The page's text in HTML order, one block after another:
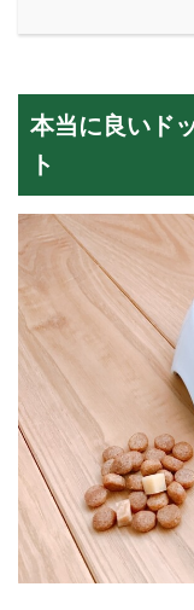
本当に良いド
ト